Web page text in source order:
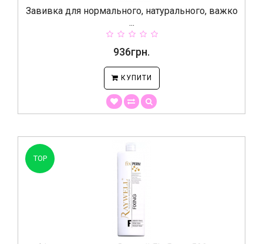
Завивка для нормального, натурального, важко
...
936грн.
КУПИТИ
TOP